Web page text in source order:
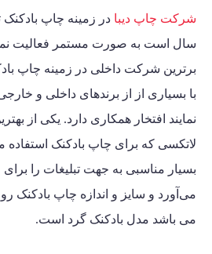
شرکت چاپ دیبا در زمینه چاپ بادکنک
سال است به صورت مستمر فعالیت
برترین شرکت داخلی در زمینه چاپ
با بسیاری از از برندهای داخلی و
نمایند افتخار همکاری دارد. یکی از
لاتکسی که برای چاپ بادکنک
بسیار مناسبی به جهت تبلیغات را
می‌آورد و سایز و اندازه چاپ بادکنک
می باشد مدل بادکنک گرد است.